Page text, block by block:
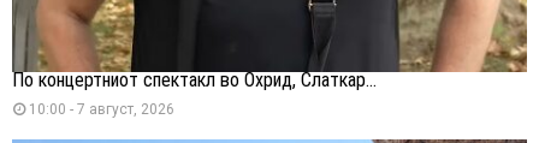
По концертниот спектакл во Охрид, Слаткар...
10:00 - 7 август, 2026